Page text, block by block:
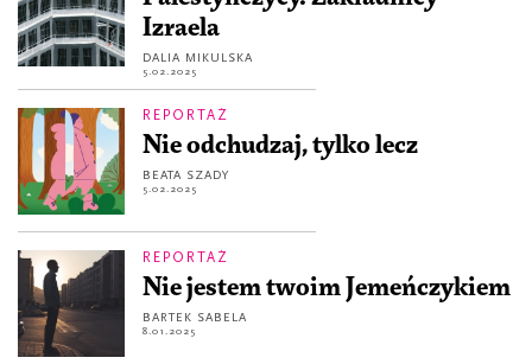
Izraela
DALIA MIKULSKA
5.02.2025
REPORTAŻ
Nie odchudzaj, tylko lecz
BEATA SZADY
5.02.2025
REPORTAŻ
Nie jestem twoim Jemeńczykiem
BARTEK SABELA
8.01.2025